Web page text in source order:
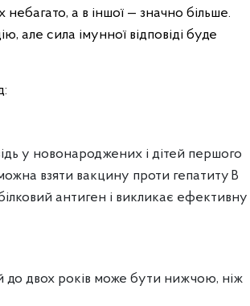
небагато, а в іншої — значно більше.
але сила імунної відповіді буде
у новонароджених і дітей першого
взяти вакцину проти гепатиту B
антиген і викликає ефективну
до двох років може бути нижчою, ніж